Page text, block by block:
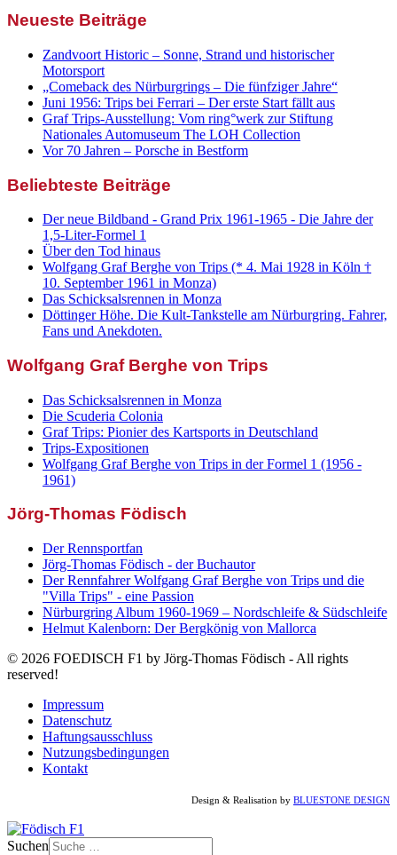
Neueste Beiträge
Zandvoort Historic – Sonne, Strand und historischer
Motorsport
„Comeback des Nürburgrings – Die fünfziger Jahre“
Juni 1956: Trips bei Ferrari – Der erste Start fällt aus
Graf Trips-Ausstellung: Vom ring°werk zur Stiftung
Nationales Automuseum The LOH Collection
Vor 70 Jahren – Porsche in Bestform
Beliebteste Beiträge
Der neue Bildband - Grand Prix 1961-1965 - Die Jahre der
1,5-Liter-Formel 1
Über den Tod hinaus
Wolfgang Graf Berghe von Trips (* 4. Mai 1928 in Köln †
10. September 1961 in Monza)
Das Schicksalsrennen in Monza
Döttinger Höhe. Die Kult-Tankstelle am Nürburgring. Fahrer,
Fans und Anekdoten.
Wolfgang Graf Berghe von Trips
Das Schicksalsrennen in Monza
Die Scuderia Colonia
Graf Trips: Pionier des Kartsports in Deutschland
Trips-Expositionen
Wolfgang Graf Berghe von Trips in der Formel 1 (1956 -
1961)
Jörg-Thomas Födisch
Der Rennsportfan
Jörg-Thomas Födisch - der Buchautor
Der Rennfahrer Wolfgang Graf Berghe von Trips und die
"Villa Trips" - eine Passion
Nürburgring Album 1960-1969 – Nordschleife & Südschleife
Helmut Kalenborn: Der Bergkönig von Mallorca
© 2026 FOEDISCH F1 by Jörg-Thomas Födisch - All rights
reserved!
Impressum
Datenschutz
Haftungsausschluss
Nutzungsbedingungen
Kontakt
Design & Realisation by BLUESTONE DESIGN
Suchen